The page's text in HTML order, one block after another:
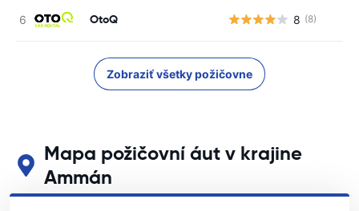
OtoQ 8 (8)
Zobraziť všetky požičovne
Mapa požičovní áut v krajine
Ammán
Pozrite si naše hlavné požičovne áut v krajine Ammán